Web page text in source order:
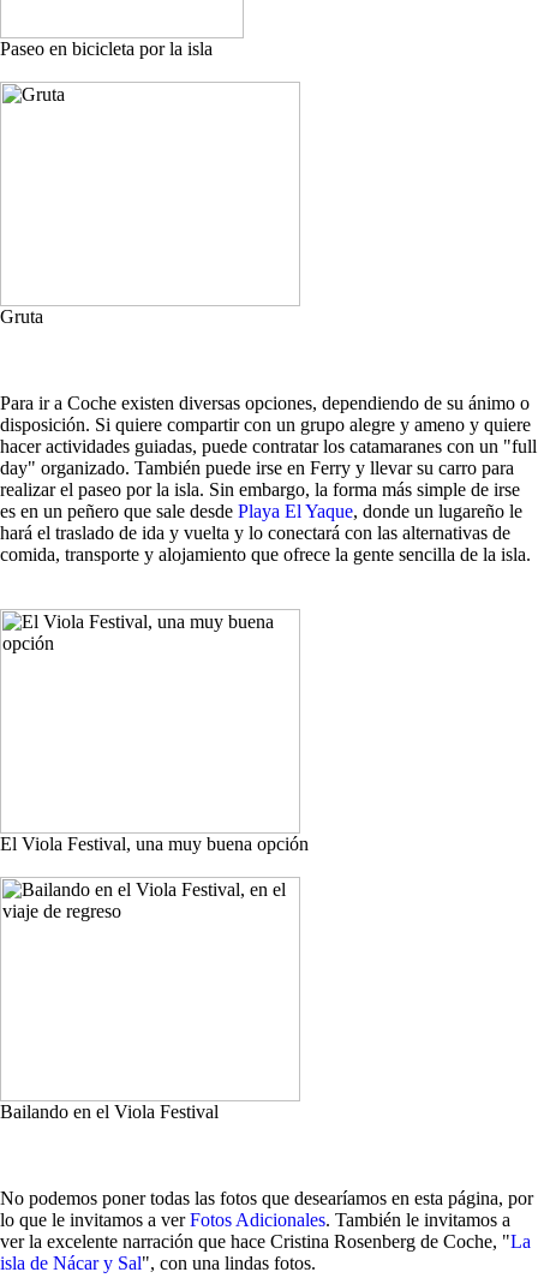
Paseo en bicicleta por la isla
Gruta
Para ir a Coche existen diversas opciones, dependiendo de su ánimo o
disposición. Si quiere compartir con un grupo alegre y ameno y quiere
hacer actividades guiadas, puede contratar los catamaranes con un "full
day" organizado. También puede irse en Ferry y llevar su carro para
realizar el paseo por la isla. Sin embargo, la forma más simple de irse
es en un peñero que sale desde Playa El Yaque, donde un lugareño le
hará el traslado de ida y vuelta y lo conectará con las alternativas de
comida, transporte y alojamiento que ofrece la gente sencilla de la isla.
El Viola Festival, una muy buena opción
Bailando en el Viola Festival
No podemos poner todas las fotos que desearíamos en esta página, por
lo que le invitamos a verFotos Adicionales. También le invitamos a
ver la excelente narración que hace Cristina Rosenberg de Coche, "La
isla de Nácar y Sal", con una lindas fotos.